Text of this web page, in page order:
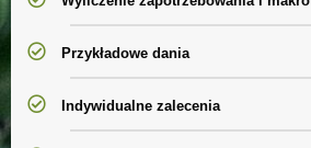
Przykładowe dania
Indywidualne zalecenia